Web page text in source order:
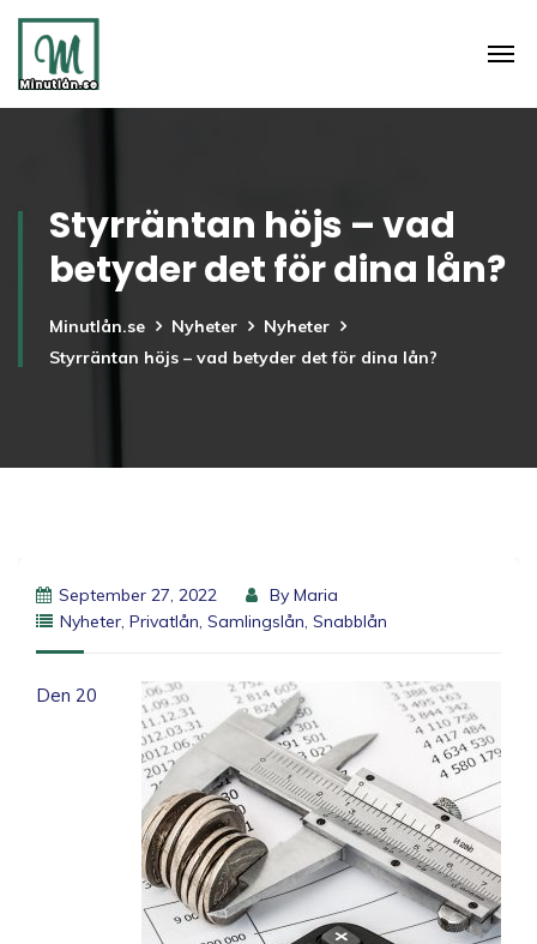
Styrräntan höjs – vad
betyder det för dina lån?
Minutlån.se Nyheter
Nyheter
Styrräntan höjs – vad betyder det för dina lån?
September 27, 2022 By Maria
Nyheter, Privatlån, Samlingslån, Snabblån
Den 20